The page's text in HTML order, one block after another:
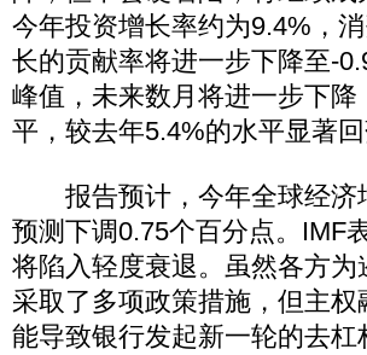
今年投资增长率约为9.4%，
长的贡献率将进一步下降至-
峰值，未来数月将进一步下
平，较去年5.4%的水平显著回
报告预计，今年全球经济
预测下调0.75个百分点。IMF
将陷入轻度衰退。虽然各方
采取了多项政策措施，但主
能导致银行发起新一轮的去